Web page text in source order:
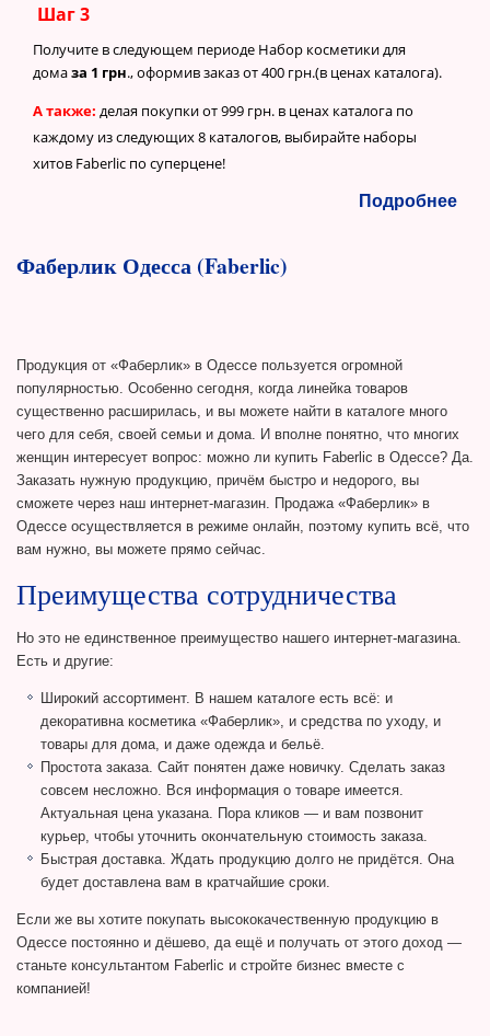
Шаг 3
Получите в следующем периоде Набор косметики для
домаза 1 грн., оформив заказ от 400 грн.(в ценах каталога).
А также: делая покупки от 999 грн. в ценах каталога по
каждому из следующих 8 каталогов, выбирайте наборы
хитов Faberlic по суперцене!
Подробнее
Фаберлик Одесса (Faberlic)
Продукция от «Фаберлик» в Одессе пользуется огромной
популярностью. Особенно сегодня, когда линейка товаров
существенно расширилась, и вы можете найти в каталоге много
чего для себя, своей семьи и дома. И вполне понятно, что многих
женщин интересует вопрос: можно ли купить Faberlic в Одессе? Да.
Заказать нужную продукцию, причём быстро и недорого, вы
сможете через наш интернет-магазин. Продажа «Фаберлик» в
Одессе осуществляется в режиме онлайн, поэтому купить всё, что
вам нужно, вы можете прямо сейчас.
Преимущества сотрудничества
Но это не единственное преимущество нашего интернет-магазина.
Есть и другие:
Широкий ассортимент. В нашем каталоге есть всё: и
декоративна косметика «Фаберлик», и средства по уходу, и
товары для дома, и даже одежда и бельё.
Простота заказа. Сайт понятен даже новичку. Сделать заказ
совсем несложно. Вся информация о товаре имеется.
Актуальная цена указана. Пора кликов — и вам позвонит
курьер, чтобы уточнить окончательную стоимость заказа.
Быстрая доставка. Ждать продукцию долго не придётся. Она
будет доставлена вам в кратчайшие сроки.
Если же вы хотите покупать высококачественную продукцию в
Одессе постоянно и дёшево, да ещё и получать от этого доход —
станьте консультантом Faberlic и стройте бизнес вместе с
компанией!